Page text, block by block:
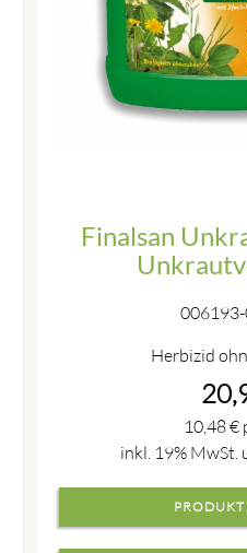
Finalsan
Herbizid
10,48€
inkl. 19% MwSt.